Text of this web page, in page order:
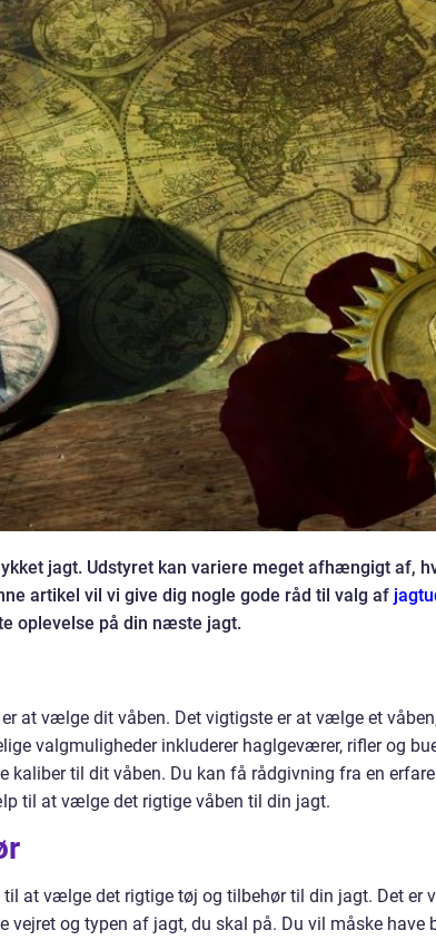
jagt. Udstyret kan variere meget afhængigt af,
artikel vil vi give dig nogle gode råd til valg af
oplevelse på din næste jagt.
at vælge dit våben. Det vigtigste er at vælge et
valgmuligheder inkluderer haglgeværer, rifler og
kaliber til dit våben. Du kan få rådgivning fra en
til at vælge det rigtige våben til din jagt.
til at vælge det rigtige tøj og tilbehør til din jagt. Det er
vejret og typen af jagt, du skal på. Du vil måske have